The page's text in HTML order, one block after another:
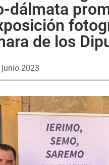
dálmata
de los
junio 2023